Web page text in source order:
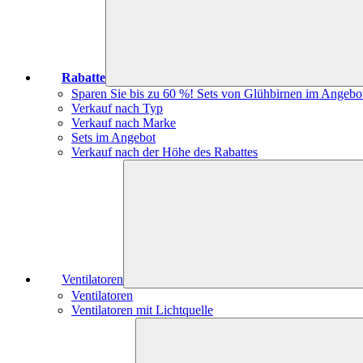
Rabatte
Sparen Sie bis zu 60 %! Sets von Glühbirnen im
Verkauf nach Typ
Verkauf nach Marke
Sets im Angebot
Verkauf nach der Höhe des Rabattes
Ventilatoren
Ventilatoren
Ventilatoren mit Lichtquelle